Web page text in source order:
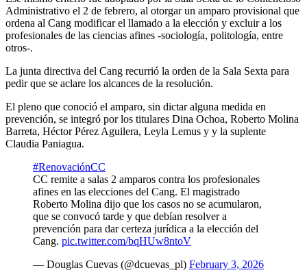
Administrativo el 2 de febrero, al otorgar un amparo provisional que
ordena al Cang modificar el llamado a la elección y excluir a los
profesionales de las ciencias afines -sociología, politología, entre
otros-.
La junta directiva del Cang recurrió la orden de la Sala Sexta para
pedir que se aclare los alcances de la resolución.
El pleno que conoció el amparo, sin dictar alguna medida en
prevención, se integró por los titulares Dina Ochoa, Roberto Molina
Barreta, Héctor Pérez Aguilera, Leyla Lemus y y la suplente
Claudia Paniagua.
#RenovaciónCC
CC remite a salas 2 amparos contra los profesionales
afines en las elecciones del Cang. El magistrado
Roberto Molina dijo que los casos no se acumularon,
que se convocó tarde y que debían resolver a
prevención para dar certeza jurídica a la elección del
Cang. pic.twitter.com/bqHUw8ntoV
— Douglas Cuevas (@dcuevas_pl) February 3, 2026